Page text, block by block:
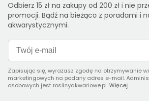
Odbierz 15 zł na zakupy od 200 zł i nie
promocji. Bądź na bieżąco z poradami i
akwarystycznymi.
Zapisując się, wyrażasz zgodę na otrzymywanie
marketingowych na podany adres e-mail.
osobowych jest roslinyakwariowe.pl.Więcej